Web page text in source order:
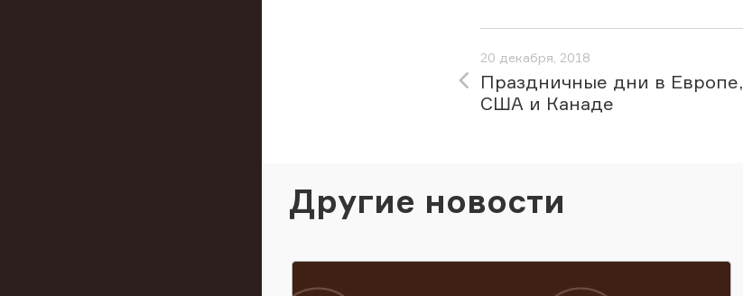
20 декабря, 2018
Праздничные дни в Европе,
США и Канаде
Другие новости